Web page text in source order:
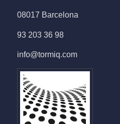
08017 Barcelona
93 203 36 98
info@tormiq.com